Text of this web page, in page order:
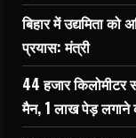
बिहार में उद्यमिता
प्रयास: मंत्री
44 हजार किलोमीटर
मैन, 1 लाख पेड़ लगाने